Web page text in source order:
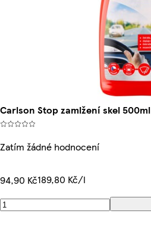
Carlson Stop zamlžení skel 500ml
Zatím žádné hodnocení
94,90 Kč189,80 Kč/l